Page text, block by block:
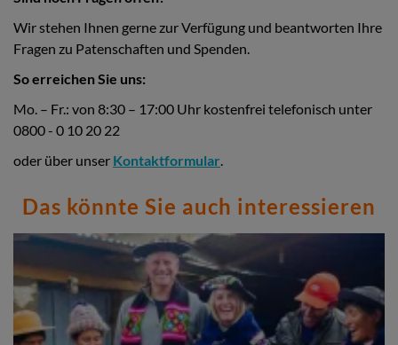
Wir stehen Ihnen gerne zur Verfügung und beantworten Ihre
Fragen zu Patenschaften und Spenden.
So erreichen Sie uns:
Mo. – Fr.: von 8:30 – 17:00 Uhr kostenfrei telefonisch unter
0800 - 0 10 20 22
oder über unser Kontaktformular.
Das könnte Sie auch interessieren